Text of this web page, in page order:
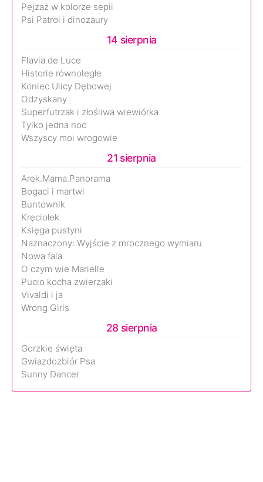
Pejzaż w kolorze sepii
Psi Patrol i dinozaury
14 sierpnia
Flavia de Luce
Historie równoległe
Koniec Ulicy Dębowej
Odzyskany
Superfutrzak i złośliwa wiewiórka
Tylko jedna noc
Wszyscy moi wrogowie
21 sierpnia
Arek.Mama.Panorama
Bogaci i martwi
Buntownik
Kręciołek
Księga pustyni
Naznaczony: Wyjście z mrocznego wymiaru
Nowa fala
O czym wie Marielle
Pucio kocha zwierzaki
Vivaldi i ja
Wrong Girls
28 sierpnia
Gorzkie święta
Gwiazdozbiór Psa
Sunny Dancer